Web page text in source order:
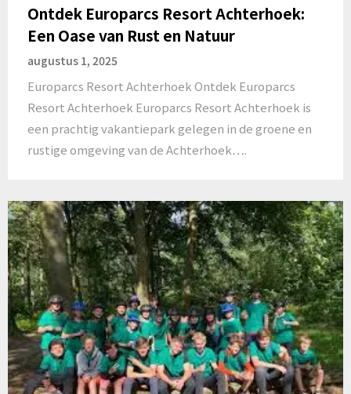
Ontdek Europarcs Resort Achterhoek:
Een Oase van Rust en Natuur
augustus 1, 2025
Europarcs Resort Achterhoek Ontdek Europarcs
Resort Achterhoek Europarcs Resort Achterhoek is
een prachtig vakantiepark gelegen in de groene en
rustige omgeving van de Achterhoek….